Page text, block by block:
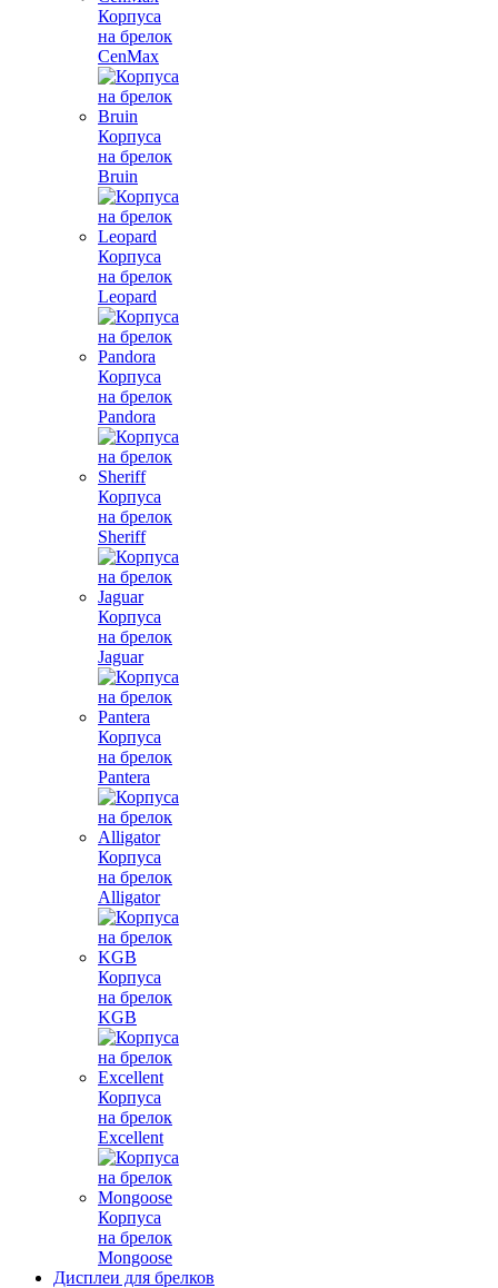
Корпуса
на брелок
CenMax
Корпуса
на брелок
Bruin
Корпуса
на брелок
Leopard
Корпуса
на брелок
Pandora
Корпуса
на брелок
Sheriff
Корпуса
на брелок
Jaguar
Корпуса
на брелок
Pantera
Корпуса
на брелок
Alligator
Корпуса
на брелок
KGB
Корпуса
на брелок
Excellent
Корпуса
на брелок
Mongoose
Дисплеи для брелков